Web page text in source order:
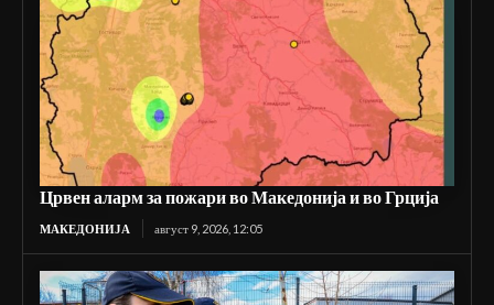
Црвен аларм за пожари во Македонија и во Грција
МАКЕДОНИЈА август 9, 2026, 12:05